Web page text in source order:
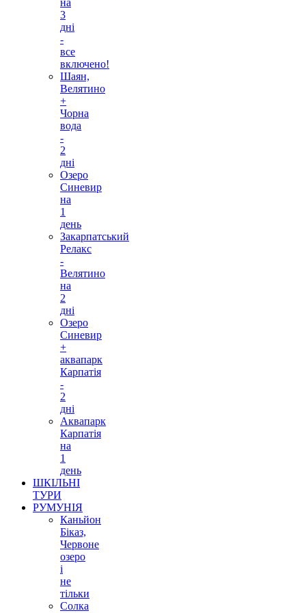
на
3
дні
-
все
включено!
Шаян,
Велятино
+
Чорна
вода
-
2
дні
Озеро
Синевир
на
1
день
Закарпатський
Релакс
-
Велятино
на
2
дні
Озеро
Синевир
+
аквапарк
Карпатія
-
2
дні
Аквапарк
Карпатія
на
1
день
ШКІЛЬНІ
ТУРИ
РУМУНІЯ
Каньйон
Біказ,
Червоне
озеро
і
не
тільки
Солка